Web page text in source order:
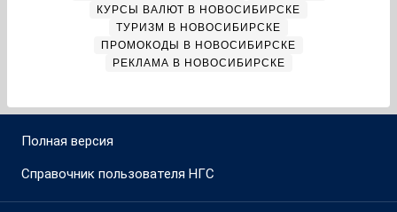
КУРСЫ ВАЛЮТ В НОВОСИБИРСКЕ
ТУРИЗМ В НОВОСИБИРСКЕ
ПРОМОКОДЫ В НОВОСИБИРСКЕ
РЕКЛАМА В НОВОСИБИРСКЕ
Полная версия
Справочник пользователя НГС